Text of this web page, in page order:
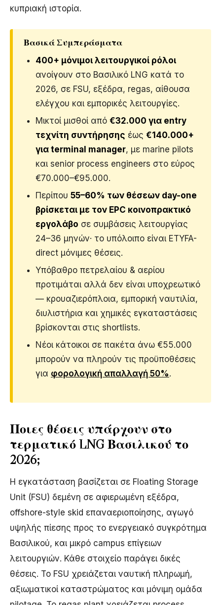
κυπριακή ιστορία.
Βασικά Συμπεράσματα
400+ μόνιμοι λειτουργικοί ρόλοι
ανοίγουν στο Βασιλικό LNG κατά το
2026, σε FSU, εξέδρα, regas, αίθουσα
ελέγχου και εμπορικές λειτουργίες.
Μικτοί μισθοί από €32.000 για entry
τεχνίτη συντήρησης έως €140.000+
για terminal manager, με marine pilots
και senior process engineers στο εύρος
€70.000–€95.000.
Περίπου 55–60% των θέσεων day-one
βρίσκεται με τον EPC κοινοπρακτικό
εργολάβο σε συμβάσεις λειτουργίας
24–36 μηνών· το υπόλοιπο είναι ETYFA-
direct μόνιμες θέσεις.
Υπόβαθρο πετρελαίου & αερίου
προτιμάται αλλά δεν είναι υποχρεωτικό
— κρουαζιερόπλοια, εμπορική ναυτιλία,
διυλιστήρια και χημικές εγκαταστάσεις
βρίσκονται στις shortlists.
Νέοι κάτοικοι σε πακέτα άνω €55.000
μπορούν να πληρούν τις προϋποθέσεις
για φορολογική απαλλαγή 50%.
Ποιες θέσεις υπάρχουν στο
τερματικό LNG Βασιλικού το
2026;
Η εγκατάσταση βασίζεται σε Floating Storage
Unit (FSU) δεμένη σε αφιερωμένη εξέδρα,
offshore-style skid επαναεριοποίησης, αγωγό
υψηλής πίεσης προς το ενεργειακό συγκρότημα
Βασιλικού, και μικρό campus επίγειων
λειτουργιών. Κάθε στοιχείο παράγει δικές
θέσεις. Το FSU χρειάζεται ναυτική πληρωμή,
αξιωματικοί καταστρώματος και μόνιμη ομάδα